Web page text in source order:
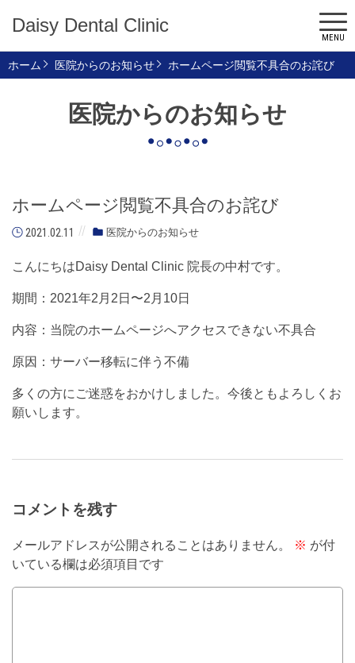
Daisy Dental Clinic
MENU
医院からのお知らせ
ホーム 医院からのお知らせ ホームページ閲覧不具合のお詫び
ホームページ閲覧不具合のお詫び
2021.02.11 医院からのお知らせ
こんにちはDaisy Dental Clinic 院長の中村です。
期間：2021年2月2日〜2月10日
内容：当院のホームページへアクセスできない不具合
原因：サーバー移転に伴う不備
多くの方にご迷惑をおかけしました。今後ともよろしくお
願いします。
コメントを残す
メールアドレスが公開されることはありません。 ※ が付
いている欄は必須項目です